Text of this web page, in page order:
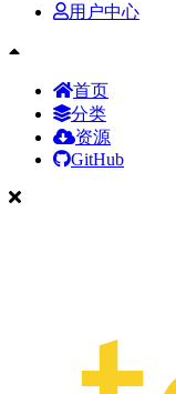
用户中心
首页
分类
资源
GitHub